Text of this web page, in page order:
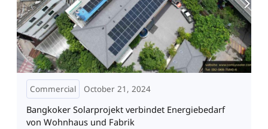
Commercial October 21, 2024
Bangkoker Solarprojekt verbindet Energiebedarf
von Wohnhaus und Fabrik